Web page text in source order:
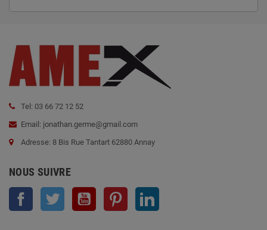
Tel: 03 66 72 12 52
Email: jonathan.germe@gmail.com
Adresse: 8 Bis Rue Tantart 62880 Annay
NOUS SUIVRE
Facebook Twitter YouTube Pinterest